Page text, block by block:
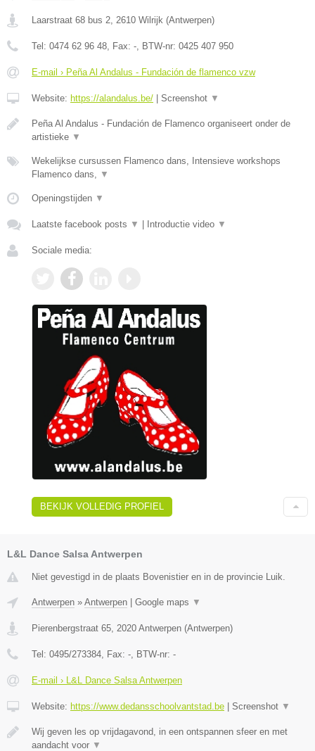
Laarstraat 68 bus 2 2610 Wilrijk (Antwerpen)
Tel: 0474 62 96 48 , Fax: - , BTW-nr: 0425 407 950
E-mail › Peña Al Andalus - Fundación de flamenco vzw
Website: https://alandalus.be/ | Screenshot ▼
Peña Al Andalus - Fundación de Flamenco organiseert onder de
artistieke ▼
Wekelijkse cursussen Flamenco dans, Intensieve workshops
Flamenco dans,
▼
Openingstijden ▼
Laatste facebook posts ▼ | Introductie video ▼
Sociale media:
BEKIJK VOLLEDIG PROFIEL
L&L Dance Salsa Antwerpen
Niet gevestigd in de plaats Bovenistier en in de provincie Luik.
Antwerpen » Antwerpen | Google maps ▼
Pierenbergstraat 65 2020 Antwerpen (Antwerpen)
Tel: 0495/273384 , Fax: - , BTW-nr: -
E-mail › L&L Dance Salsa Antwerpen
Website: https://www.dedansschoolvantstad.be | Screenshot ▼
Wij geven les op vrijdagavond, in een ontspannen sfeer en met
aandacht voor ▼